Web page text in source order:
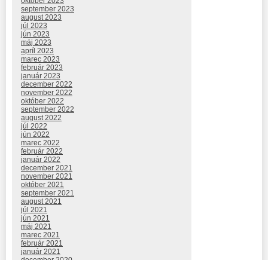
september 2023
august 2023
júl 2023
jún 2023
máj 2023
apríl 2023
marec 2023
február 2023
január 2023
december 2022
november 2022
október 2022
september 2022
august 2022
júl 2022
jún 2022
marec 2022
február 2022
január 2022
december 2021
november 2021
október 2021
september 2021
august 2021
júl 2021
jún 2021
máj 2021
marec 2021
február 2021
január 2021